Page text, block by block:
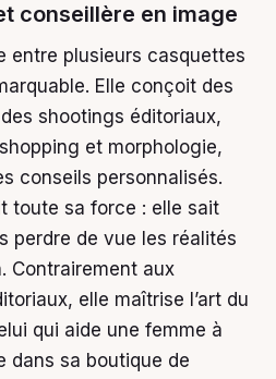
conseillère en image
entre plusieurs casquettes
Elle conçoit des
shootings éditoriaux,
et morphologie,
conseils personnalisés.
toute sa force : elle sait
perdre de vue les réalités
Contrairement aux
elle maîtrise l’art du
qui aide une femme à
dans sa boutique de